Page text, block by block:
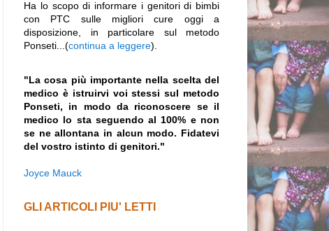
Ha lo scopo di informare i genitori di bimbi
con PTC sulle migliori cure oggi a
disposizione, in particolare sul metodo
Ponseti...(continua a leggere).
"La cosa più importante nella scelta del
medico è istruirvi voi stessi sul metodo
Ponseti, in modo da riconoscere se il
medico lo sta seguendo al 100% e non
se ne allontana in alcun modo. Fidatevi
del vostro istinto di genitori."
Joyce Mauck
GLI ARTICOLI PIU' LETTI